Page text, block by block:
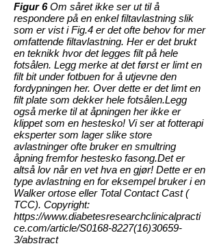
Figur 6Om såret ikke ser ut til å
respondere på en enkel filtavlastning slik
som er vist i Fig.4 er det ofte behov for mer
omfattende filtavlastning. Her er det brukt
en teknikk hvor det legges filt på hele
fotsålen. Legg merke at det først er limt en
filt bit under fotbuen for å utjevne den
fordypningen her. Over dette er det limt en
filt plate som dekker hele fotsålen.Legg
også merke til at åpningen her ikke er
klippet som en hestesko! Vi ser at fotterapi
eksperter som lager slike store
avlastninger ofte bruker en smultring
åpning fremfor hestesko fasong.Det er
altså lov når en vet hva en gjør! Dette er en
type avlastning en for eksempel bruker i en
Walker ortose eller Total Contact Cast (
TCC). Copyright:
https://www.diabetesresearchclinicalpracti
ce.com/article/S0168-8227(16)30659-
3/abstract